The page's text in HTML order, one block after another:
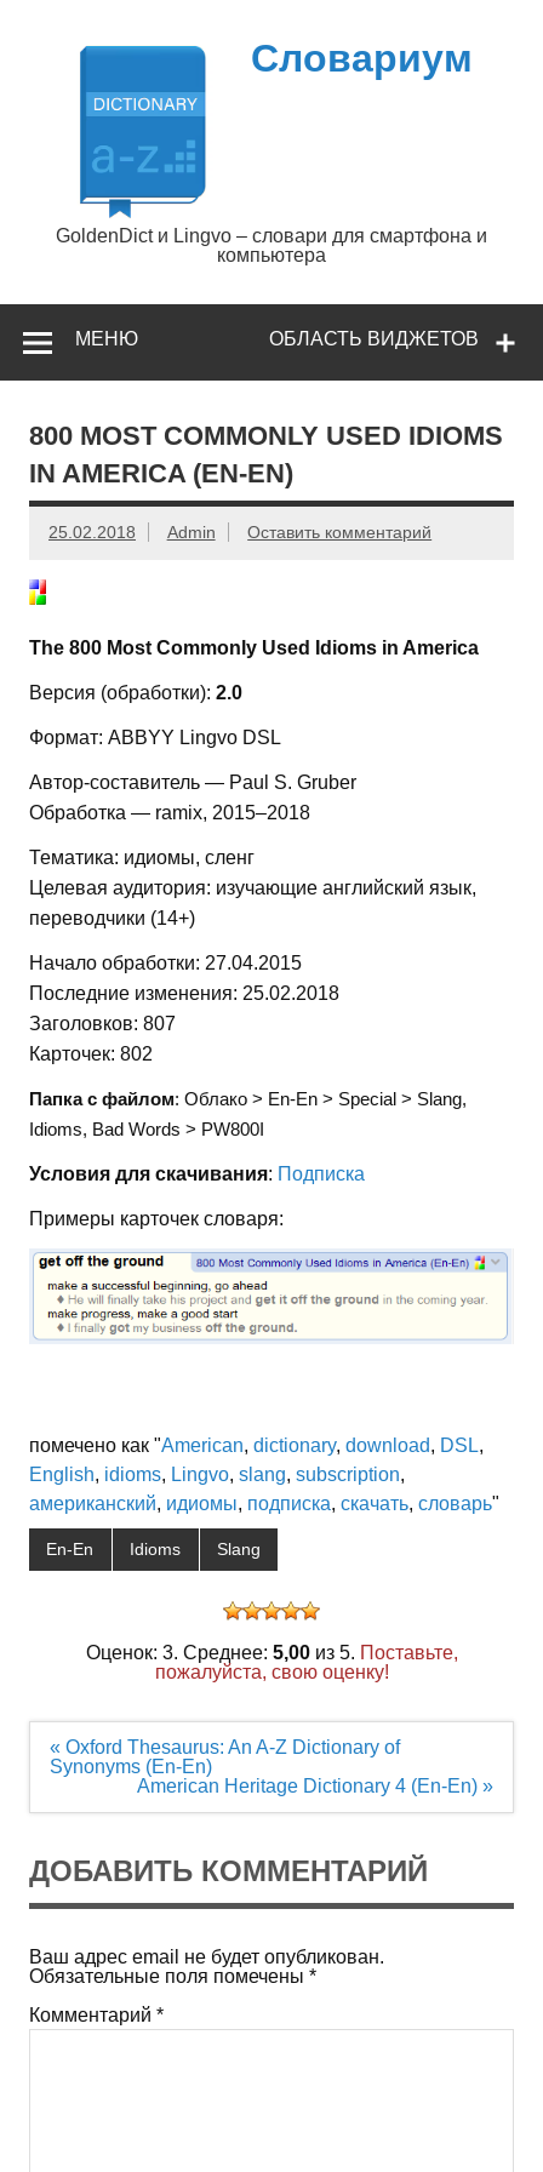
содержимому
Словариум
GoldenDict и Lingvo – словари для смартфона и
компьютера
ОБЛАСТЬ ВИДЖЕТОВ
МЕНЮ
800 MOST COMMONLY USED IDIOMS
IN AMERICA (EN-EN)
25.02.2018 Admin Оставить комментарий
The 800 Most Commonly Used Idioms in America
Версия (обработки): 2.0
Формат: ABBYY Lingvo DSL
Автор-составитель — Paul S. Gruber
Обработка — ramix, 2015–2018
Тематика: идиомы, сленг
Целевая аудитория: изучающие английский язык,
переводчики (14+)
Начало обработки: 27.04.2015
Последние изменения: 25.02.2018
Заголовков: 807
Карточек: 802
Папка с файлом: Облако > En-En > Special > Slang,
Idioms, Bad Words > PW800I
Условия для скачивания: Подписка
Примеры карточек словаря:
помечено как "American, dictionary, download, DSL,
English, idioms, Lingvo, slang, subscription,
американский, идиомы, подписка, скачать, словарь"
En-En Idioms Slang
Оценок: 3. Среднее: 5,00из 5. Поставьте,
пожалуйста, свою оценку!
Навигация
по
« Oxford Thesaurus: An A-Z Dictionary of
Synonyms (En-En)
American Heritage Dictionary 4 (En-En) »
ДОБАВИТЬ КОММЕНТАРИЙ
Ваш адрес email не будет опубликован.
Обязательные поля помечены *
Комментарий *